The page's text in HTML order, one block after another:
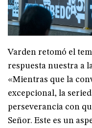
Varden retomó el
respuesta nuestra a
«Mientras que la
excepcional, la
perseverancia con
Señor. Este es un